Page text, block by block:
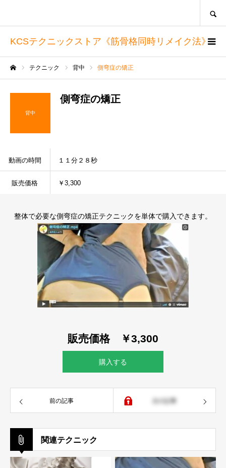
KCSテクニックストア《筋骨格同時リメイク法》
テクニック 背中 側弯症の矯正
背中
側弯症の矯正
動画の時間 １１分２８秒
販売価格 ￥3,300
整体で必要な側弯症の矯正テクニックを単体で購入できます。
販売価格 ￥3,300
購入する
前の記事
関連テクニック